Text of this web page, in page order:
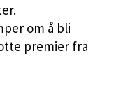
om å bli
premier fra